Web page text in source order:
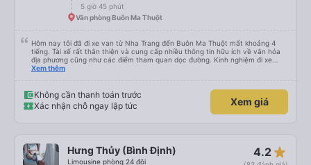
5 giờ 45 phút
Văn phòng Buôn Ma Thuột
Hôm nay tôi đã đi xe van từ Nha Trang đến Buôn Ma Thuột mất khoảng 4
tiếng. Tài xế rất thân thiện và cung cấp nhiều thông tin hữu ích về văn hóa
địa phương cũng như các điểm tham quan dọc đường. Kinh nghiệm đi xe
buýt ở nhiều vùng khác nhau trên khắp Việt Nam trước đây của chúng tôi
gặp. Chúng tôi rất khuyến khích sử dụng dịch vụ vận chuyển của Thai Son.
Xem thêm
Không cần thanh toán trước
Xác nhận chỗ ngay lập tức
Xem giá
Hưng Thủy (Bình Định)
Limousine phòng 24 đôi
4.2 star_rate